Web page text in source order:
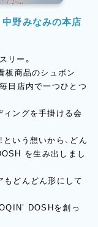
中野みなみの本店
リー。
板商品のシュボン
日店内で一つひとつ
ィングを手掛ける会
いう想いから、どん
を生み出しまし
もどんどん形にして
DOSHを創っ